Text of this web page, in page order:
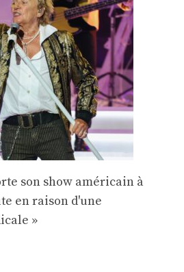
son show américain à
en raison d'une
»